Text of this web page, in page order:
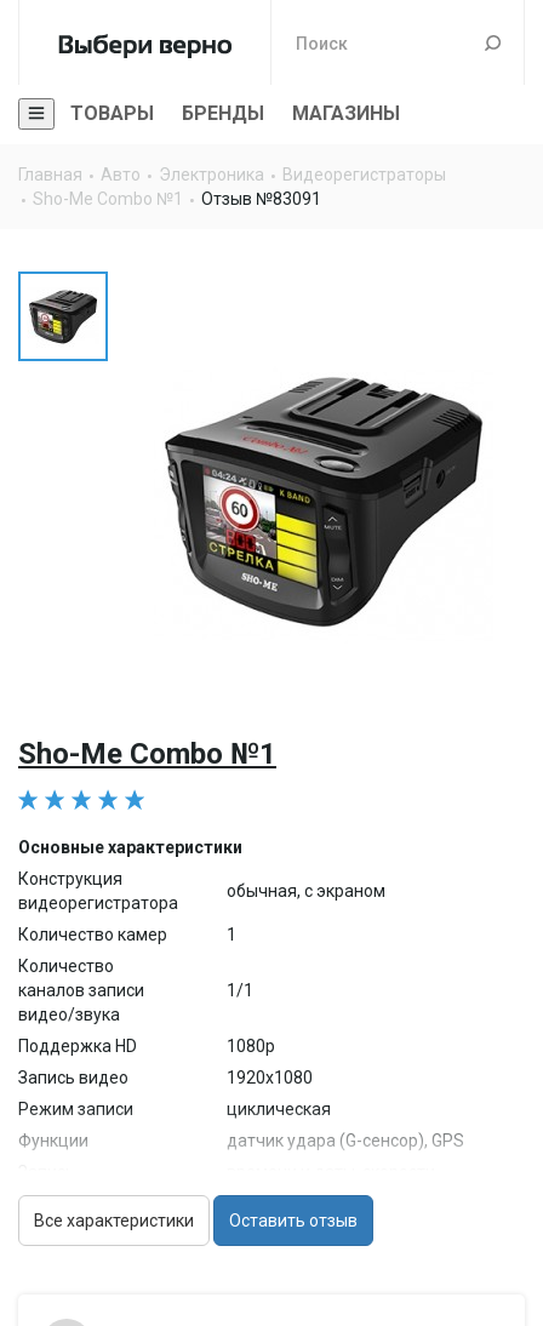
ТОВАРЫ БРЕНДЫ МАГАЗИНЫ
Главная Авто Электроника
Видеорегистраторы
Sho-Me Combo №1
Отзыв №83091
Sho-Me Combo №1
Основные характеристики
Конструкция
видеорегистратора
обычная, с экраном
Количество камер
1
Количество
каналов записи
видео/звука
1/1
Поддержка HD
1080p
Запись видео
1920x1080
Режим записи
циклическая
Функции
датчик удара (G-сенсор), GPS
Звук
встроенный микрофон (с
возможностью отключения),
встроенный динамик
Матрица
Все характеристики Оставить отзыв